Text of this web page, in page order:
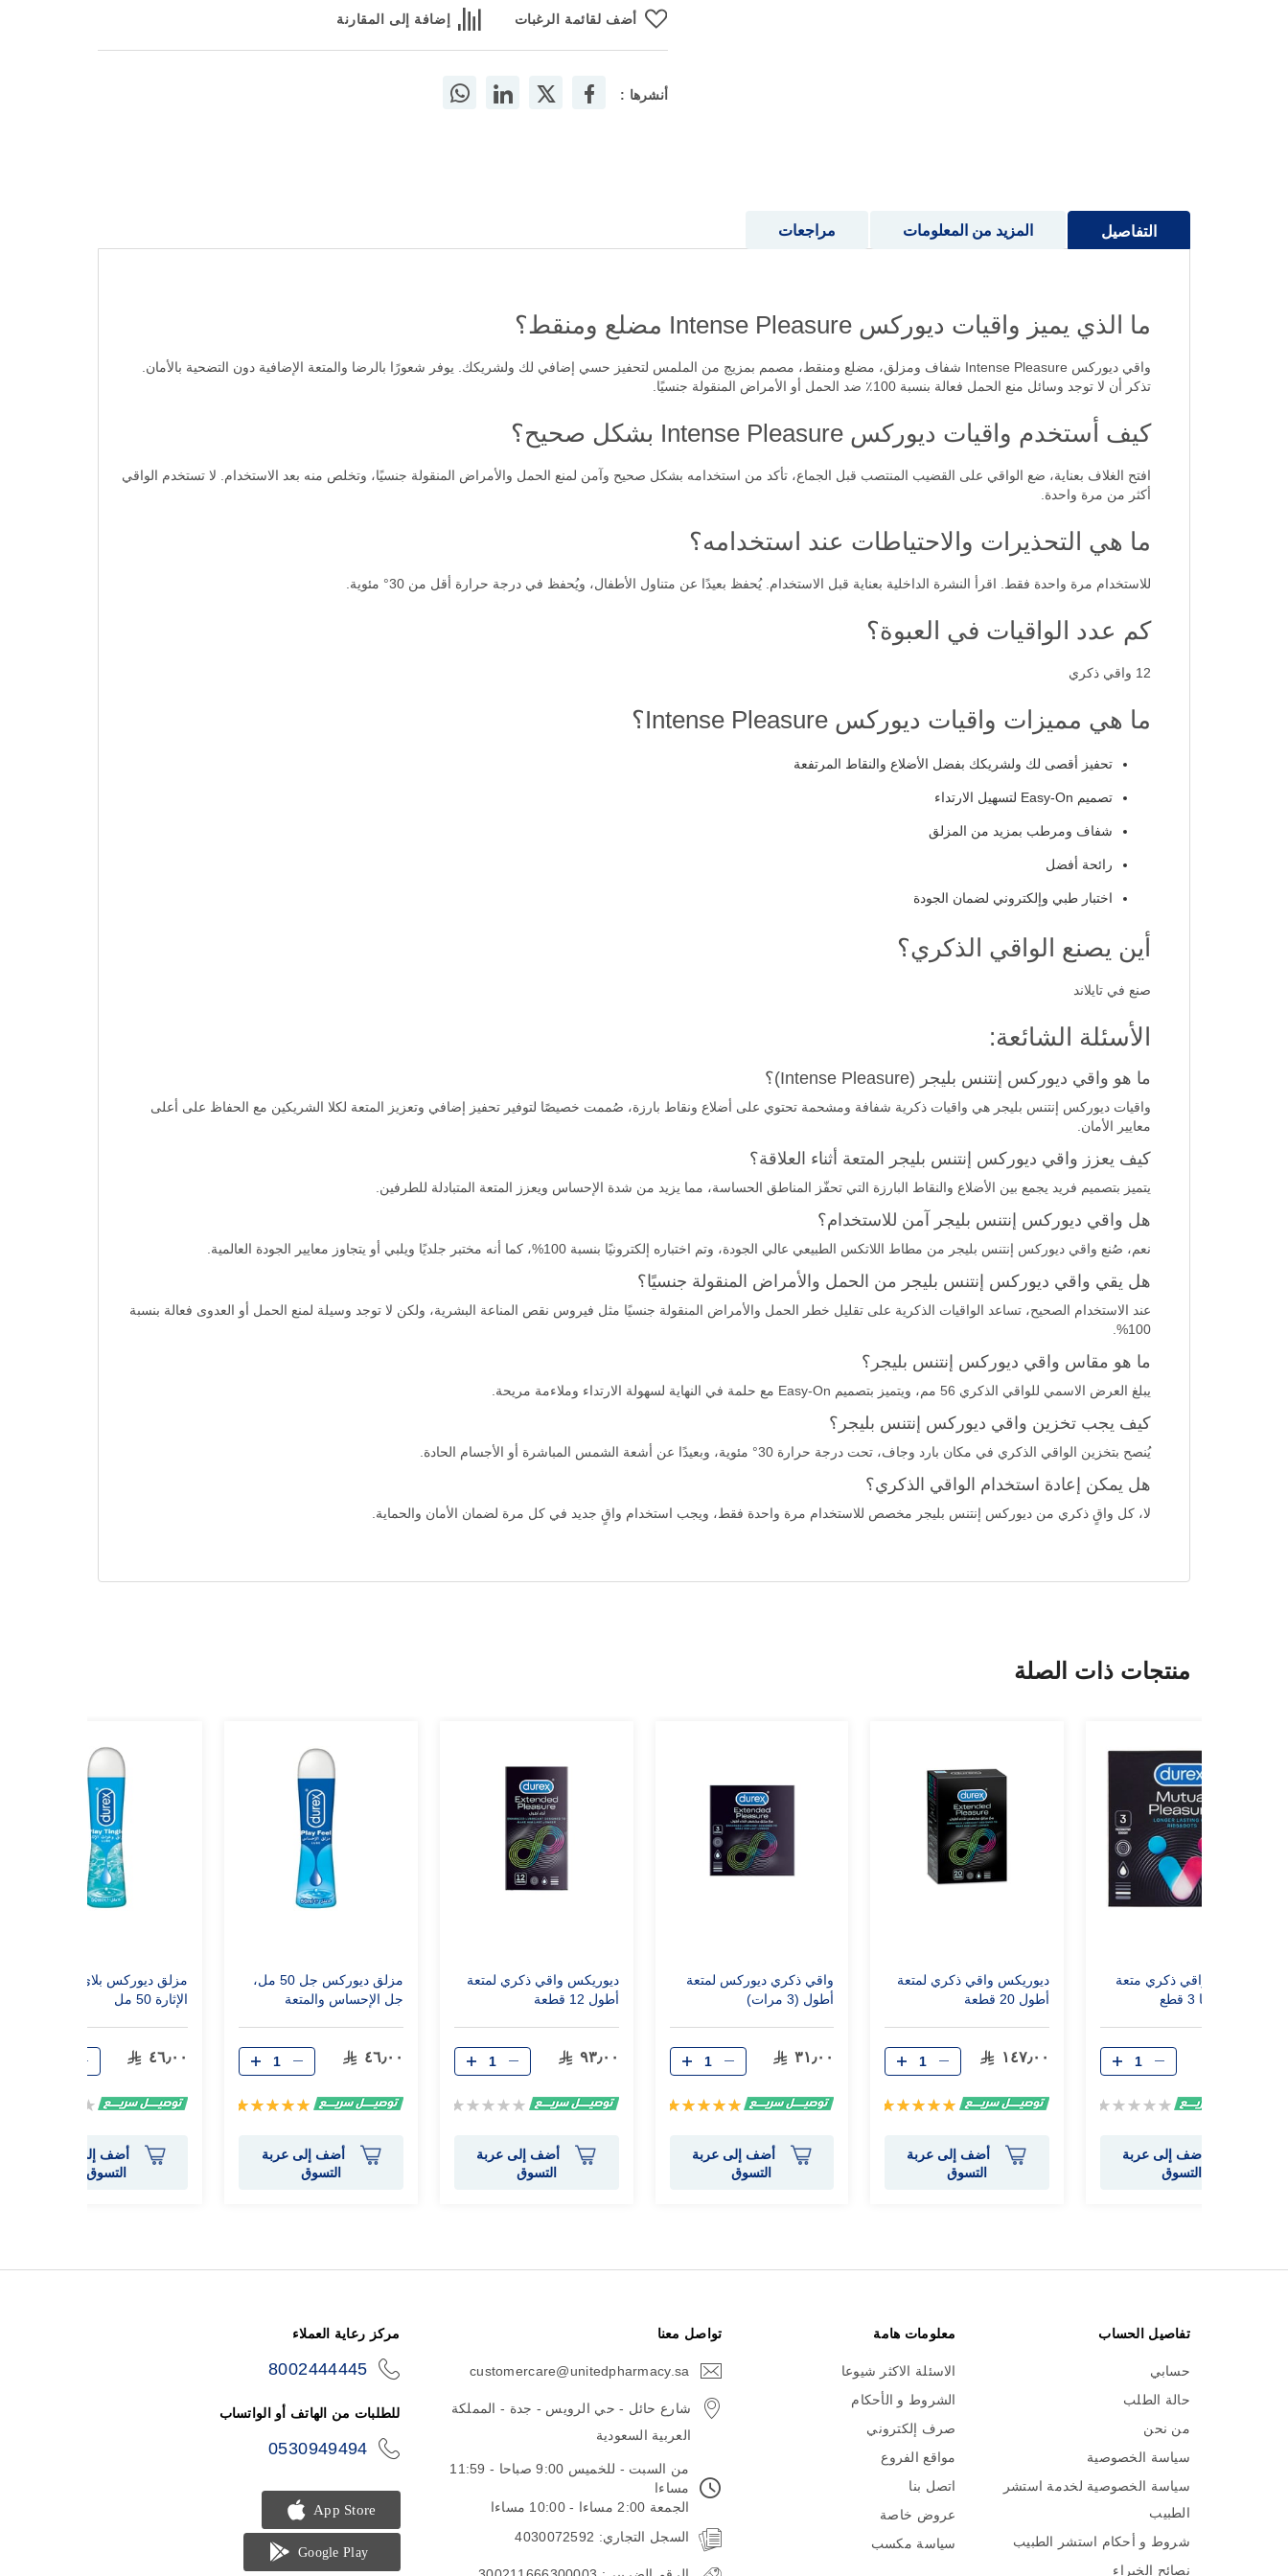
أضف لقائمة الرغبات إضافة إلى المقارنة
أنشرها :
التفاصيل
ما الذي يميز واقيات ديوركس Intense Pleasure مضلع ومنقط؟
واقي ديوركس Intense Pleasure شفاف ومزلق، مضلع ومنقط، مصمم بمزيج من الملمس لتحفيز حسي إضافي لك ولشريكك. يوفر شعورًا بالرضا والمتعة الإضافية دون التضحية بالأمان.
تذكر أن لا توجد وسائل منع الحمل فعالة بنسبة 100٪ ضد الحمل أو الأمراض المنقولة جنسيًا.
كيف أستخدم واقيات ديوركس Intense Pleasure بشكل صحيح؟
افتح الغلاف بعناية، ضع الواقي على القضيب المنتصب قبل الجماع، تأكد من استخدامه بشكل صحيح وآمن لمنع الحمل والأمراض المنقولة جنسيًا، وتخلص منه بعد الاستخدام. لا تستخدم الواقي
أكثر من مرة واحدة.
ما هي التحذيرات والاحتياطات عند استخدامه؟
للاستخدام مرة واحدة فقط. اقرأ النشرة الداخلية بعناية قبل الاستخدام. يُحفظ بعيدًا عن متناول الأطفال، ويُحفظ في درجة حرارة أقل من 30° مئوية.
كم عدد الواقيات في العبوة؟
12 واقي ذكري
ما هي مميزات واقيات ديوركس Intense Pleasure؟
تحفيز أقصى لك ولشريكك بفضل الأضلاع والنقاط المرتفعة
تصميم Easy-On لتسهيل الارتداء
شفاف ومرطب بمزيد من المزلق
رائحة أفضل
اختبار طبي وإلكتروني لضمان الجودة
أين يصنع الواقي الذكري؟
صنع في تايلاند
الأسئلة الشائعة:
ما هو واقي ديوركس إنتنس بليجر (Intense Pleasure)؟
واقيات ديوركس إنتنس بليجر هي واقيات ذكرية شفافة ومشحمة تحتوي على أضلاع ونقاط بارزة، صُممت خصيصًا لتوفير تحفيز إضافي وتعزيز المتعة لكلا الشريكين مع الحفاظ على أعلى
معايير الأمان.
كيف يعزز واقي ديوركس إنتنس بليجر المتعة أثناء العلاقة؟
يتميز بتصميم فريد يجمع بين الأضلاع والنقاط البارزة التي تحفّز المناطق الحساسة، مما يزيد من شدة الإحساس ويعزز المتعة المتبادلة للطرفين.
هل واقي ديوركس إنتنس بليجر آمن للاستخدام؟
نعم، صُنع واقي ديوركس إنتنس بليجر من مطاط اللاتكس الطبيعي عالي الجودة، وتم اختباره إلكترونيًا بنسبة 100%، كما أنه مختبر جلديًا ويلبي أو يتجاوز معايير الجودة العالمية.
هل يقي واقي ديوركس إنتنس بليجر من الحمل والأمراض المنقولة جنسيًا؟
عند الاستخدام الصحيح، تساعد الواقيات الذكرية على تقليل خطر الحمل والأمراض المنقولة جنسيًا مثل فيروس نقص المناعة البشرية، ولكن لا توجد وسيلة لمنع الحمل أو العدوى فعالة بنسبة
100%.
ما هو مقاس واقي ديوركس إنتنس بليجر؟
يبلغ العرض الاسمي للواقي الذكري 56 مم، ويتميز بتصميم Easy-On مع حلمة في النهاية لسهولة الارتداء وملاءمة مريحة.
كيف يجب تخزين واقي ديوركس إنتنس بليجر؟
يُنصح بتخزين الواقي الذكري في مكان بارد وجاف، تحت درجة حرارة 30° مئوية، وبعيدًا عن أشعة الشمس المباشرة أو الأجسام الحادة.
هل يمكن إعادة استخدام الواقي الذكري؟
لا، كل واقٍ ذكري من ديوركس إنتنس بليجر مخصص للاستخدام مرة واحدة فقط، ويجب استخدام واقٍ جديد في كل مرة لضمان الأمان والحماية.
المزيد من المعلومات مراجعات
منتجات ذات الصلة
ديوريكس واقي ذكري متعة
أكثر لكليكما 3 قطع
Rating:
أضف إلى عربة
التسوق
ديوريكس واقي ذكري لمتعة
أطول 20 قطعة
١٤٧٫٠٠
تقييم:
أضف إلى عربة
التسوق
واقي ذكري ديوركس لمتعة
أطول (3 مرات)
٣١٫٠٠
تقييم:
أضف إلى عربة
التسوق
ديوريكس واقي ذكري لمتعة
أطول 12 قطعة
٩٣٫٠٠
Rating:
أضف إلى عربة
التسوق
مزلق ديوركس جل 50 مل،
جل الإحساس والمتعة
٤٦٫٠٠
تقييم:
أضف إلى عربة
التسوق
مزلق ديوركس بلاي وخزات
الإثارة 50 مل
٤٦٫٠٠
Rating:
أضف إلى عربة
التسوق
تفاصيل الحساب
حسابي
حالة الطلب
من نحن
سياسة الخصوصية
سياسة الخصوصية لخدمة استشر
الطبيب
شروط و أحكام استشر الطبيب
نصائح الخبراء
معلومات هامة
الاسئلة الاكثر شيوعا
الشروط و الأحكام
صرف إلكتروني
مواقع الفروع
اتصل بنا
عروض خاصة
سياسة مكسب
تواصل معنا
customercare@unitedpharmacy.sa
شارع حائل - حي الرويس - جدة - المملكة
العربية السعودية
من السبت - للخميس 9:00 صباحا - 11:59
مساءا
الجمعة 2:00 مساءا - 10:00 مساءا
السجل التجاري: 4030072592
مركز رعاية العملاء
8002444445
للطلبات من الهاتف أو الواتساب
0530949494